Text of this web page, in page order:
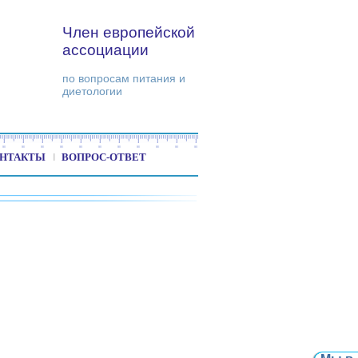
Член европейской
ассоциации
по вопросам питания и
диетологии
ВОПРОС-ОТВЕТ